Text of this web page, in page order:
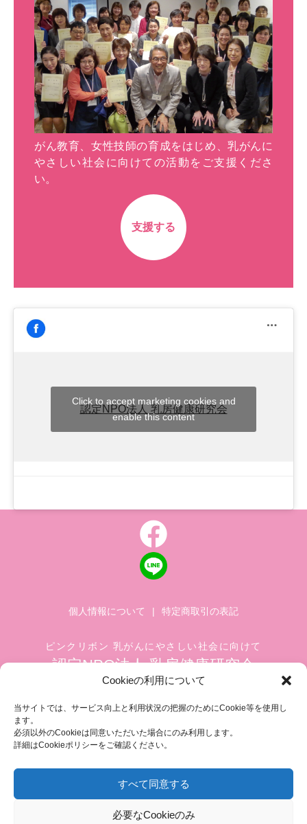
Cookieの利用について
当サイトでは、サービス向上と利用状況の把握のためにCookie等を使用し
ます。
必須以外のCookieは同意いただいた場合にのみ利用します。
詳細はCookieポリシーをご確認ください。
すべて同意する
必要なCookieのみ
がん教育、女性技師の育成をはじめ、乳がんに
やさしい社会に向けての活動をご支援くださ
い。
支援する
認定NPO法人 乳房健康研究会
Click to accept marketing cookies and
enable this content
個人情報について | 特定商取引の表記
ピンクリボン 乳がんにやさしい社会に向けて
認定NPO法人 乳房健康研究会
築地ホワイトビル 1002
FAX.03-3545-6545
info@breastcare.jp
COPYRIGHT (C) 2019 JAPAN SOCIETY OF BREAST HEALTH, ALL RIGHT RESERVED